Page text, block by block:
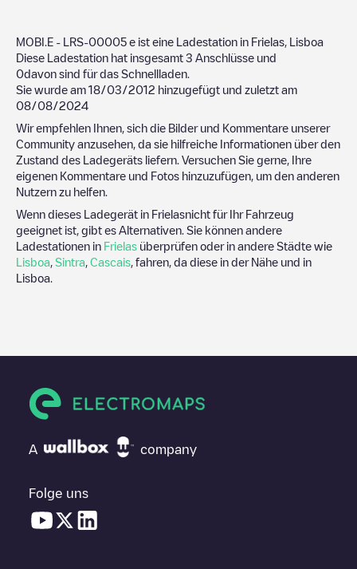
MOBI.E - LRS-00005 e ist eine Ladestation in Frielas Lisboa
Diese Ladestation hat insgesamt 3 Anschlüsse und
0davon sind für das Schnellladen.
Sie wurde am 18/03/2012 hinzugefügt und zuletzt am
08/08/2024
Wir empfehlen Ihnen, sich die Bilder und Kommentare unserer
Community anzusehen, da sie hilfreiche Informationen über den
Zustand des Ladegeräts liefern. Versuchen Sie gerne, Ihre
eigenen Kommentare und Fotos hinzuzufügen, um den anderen
Nutzern zu helfen.
Wenn dieses Ladegerät in Frielasnicht für Ihr Fahrzeug
geeignet ist, gibt es Alternativen. Sie können andere
Ladestationen in Frielas überprüfen oder in andere Städte wie
Lisboa Sintra Cascais , fahren, da diese in der Nähe und in
Lisboa
A company
Folge uns